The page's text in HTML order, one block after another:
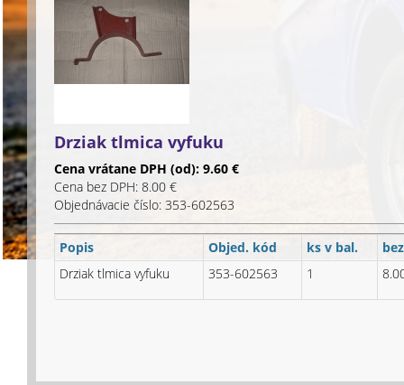
Drziak tlmica vyfuku
Cena vrátane DPH (od): 9.60 €
Cena bez DPH: 8.00 €
Objednávacie číslo: 353-602563
Popis Objed. kód ks v bal.
Drziak tlmica vyfuku
353-602563 1